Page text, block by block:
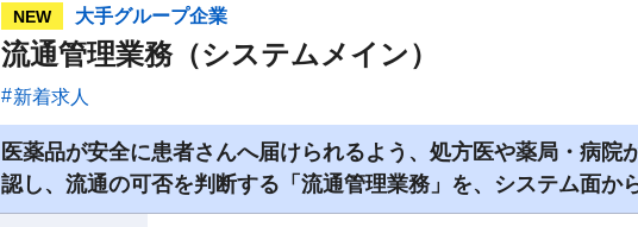
NEW 大手グループ企業
流通管理業務（システムメイン）
新着求人
医薬品が安全に患者さんへ届けられるよう、処方医や薬局・病院
認し、流通の可否を判断する「流通管理業務」を、システム面か